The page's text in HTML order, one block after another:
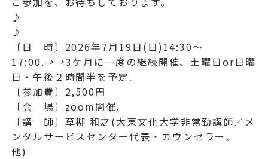
♪
♪
〔日 時〕2026年7月19日(日)14:30～
17:00.→→3ケ月に一度の継続開催、土曜日or日曜
日・午後２時間半を予定.
〔参加費〕2,500円
〔会 場〕zoom開催.
〔講 師〕草柳 和之(大東文化大学非常勤講師／メ
ンタルサービスセンター代表・カウンセラー、
他)